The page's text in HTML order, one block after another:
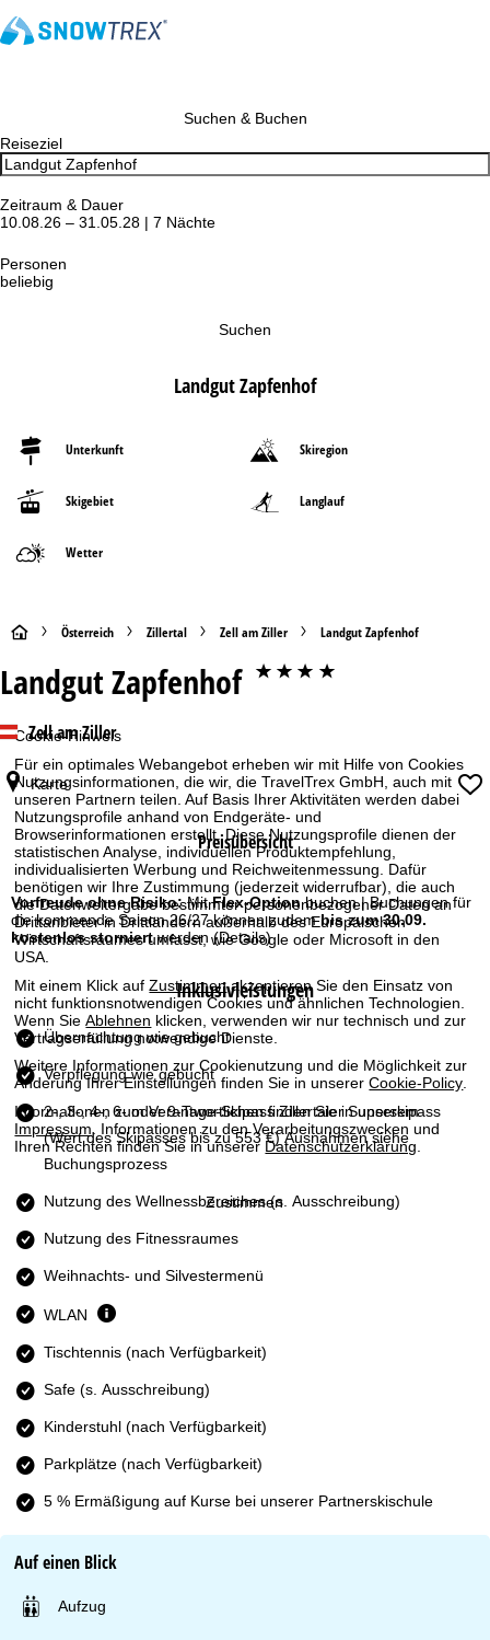
Cookie-Hinweis
Für ein optimales Webangebot erheben wir mit Hilfe von Cookies
Nutzungsinformationen, die wir, die TravelTrex GmbH, auch mit
unseren Partnern teilen. Auf Basis Ihrer Aktivitäten werden dabei
Nutzungsprofile anhand von Endgeräte- und
Browserinformationen erstellt. Diese Nutzungsprofile dienen der
statistischen Analyse, individuellen Produktempfehlung,
individualisierten Werbung und Reichweitenmessung. Dafür
benötigen wir Ihre Zustimmung (jederzeit widerrufbar), die auch
die Datenweitergabe bestimmter personenbezogener Daten an
Drittanbieter in Drittländern außerhalb des Europäischen
Wirtschaftsraumes umfasst, wie Google oder Microsoft in den
USA.
Mit einem Klick aufZustimmenakzeptieren Sie den Einsatz von
nicht funktionsnotwendigen Cookies und ähnlichen Technologien.
Wenn SieAblehnen klicken, verwenden wir nur technisch und zur
Vertragserfüllung notwendige Dienste.
Weitere Informationen zur Cookienutzung und die Möglichkeit zur
Änderung Ihrer Einstellungen finden Sie in unsererCookie-Policy
Informationen zum Verantwortlichen finden Sie in unserem
Impressum. Informationen zu den Verarbeitungszwecken und
Ihren Rechten finden Sie in unserer Datenschutzerklärung
Zustimmen
Suchen & Buchen
Reiseziel
Zeitraum & Dauer
10.08.26 – 31.05.28 | 7 Nächte
Personen
beliebig
Suchen
Landgut Zapfenhof
Unterkunft Skiregion
Skigebiet Langlauf
Wetter
S
t
r
t
s
e
i
t
e
Österreich Zillertal Zell am Ziller Landgut Zapfenhof
Landgut Zapfenhof ****
Zell am Ziller
Karte
Preisübersicht
Vorfreude ohne Risiko:MitFlex-Optionbuchen | Buchungen für
die kommende Saison 26/27 können zudembis zum 30.09.
kostenlos storniertwerden(Details)
Inklusivleistungen
Übernachtung wie gebucht
Verpflegung wie gebucht
2-, 3-, 4-, 6- oder 9-Tage-Skipass Zillertaler Superskipass
(Wert des Skipasses bis zu 553 €) Ausnahmen siehe
Buchungsprozess
Nutzung des Wellnessbereiches (s. Ausschreibung)
Nutzung des Fitnessraumes
Weihnachts- und Silvestermenü
WLAN
Tischtennis (nach Verfügbarkeit)
Safe (s. Ausschreibung)
Kinderstuhl (nach Verfügbarkeit)
Parkplätze (nach Verfügbarkeit)
5 % Ermäßigung auf Kurse bei unserer Partnerskischule
Auf einen Blick
Aufzug